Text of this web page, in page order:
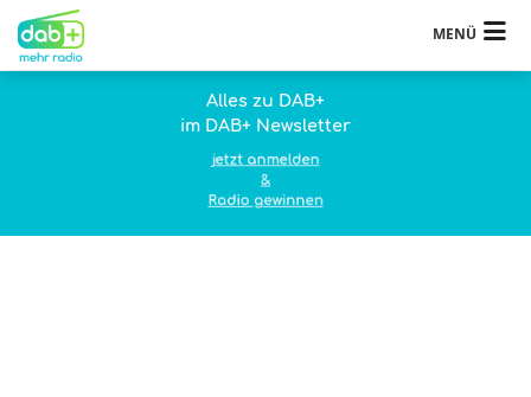
MENÜ
Alles zu DAB+
im DAB+ Newsletter
jetzt anmelden
&
Radio gewinnen